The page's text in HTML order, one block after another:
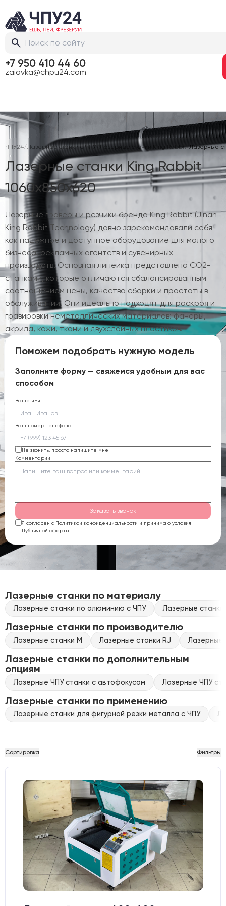
+7 950 410 44 60
zaiavka@chpu24.com
ЧПУ24/Лазерные станки с ЧПУ / Лазерные станки King Rabbit/Лазерные
Лазерные станки King Rabbit
1060х850х620
Лазерные граверы и резчики бренда King Rabbit (Jinan
King Rabbit Technology) давно зарекомендовали себя
как надежное и доступное оборудование для малого
бизнеса, рекламных агентств и сувенирных
производств. Основная линейка представлена CO2-
станками, которые отличаются сбалансированным
соотношением цены, качества сборки и простоты в
обслуживании. Они идеально подходят для раскроя и
гравировки неметаллических материалов: фанеры,
акрила, кожи, ткани и двухслойных пластиков.
Поможем подобрать нужную модель
Заполните форму — свяжемся удобным для вас
способом
Ваше имя
Ваш номер телефона
Не звонить, просто напишите мне
Комментарий
Заказать звонок
Я согласен с Политикой конфиденциальности и принимаю условия
Публичной оферты.
Лазерные станки по материалу
Лазерные станки по алюминию с ЧПУ Лазерные
Лазерные станки по производителю
Лазерные станки M Лазерные станки RJ Лазерные
Лазерные станки по дополнительным
опциям
Лазерные ЧПУ станки с автофокусом Лазерные ЧПУ
Лазерные станки по применению
Лазерные станки для фигурной резки металла с ЧПУ
Сортировка Фильтры